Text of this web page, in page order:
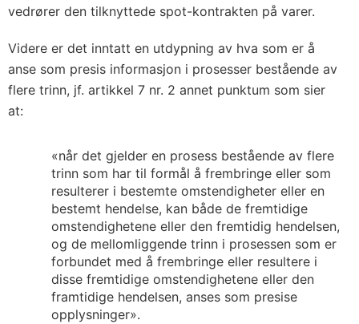
vedrører den tilknyttede spot-kontrakten på varer.
Videre er det inntatt en utdypning av hva som er å
anse som presis informasjon i prosesser bestående av
flere trinn, jf. artikkel 7 nr. 2 annet punktum som sier
at:
«når det gjelder en prosess bestående av flere
trinn som har til formål å frembringe eller som
resulterer i bestemte omstendigheter eller en
bestemt hendelse, kan både de fremtidige
omstendighetene eller den fremtidig hendelsen,
og de mellomliggende trinn i prosessen som er
forbundet med å frembringe eller resultere i
disse fremtidige omstendighetene eller den
framtidige hendelsen, anses som presise
opplysninger».